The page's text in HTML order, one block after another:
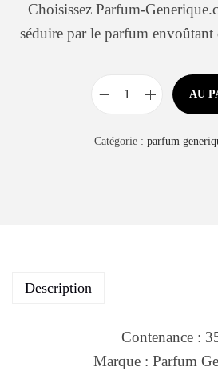
Choisissez Parfum-
séduire par le parfum
AU
Catégorie : parfum
Description
Contenance :
Marque : Parfum